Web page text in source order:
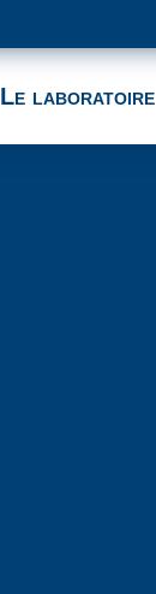
Le laboratoire